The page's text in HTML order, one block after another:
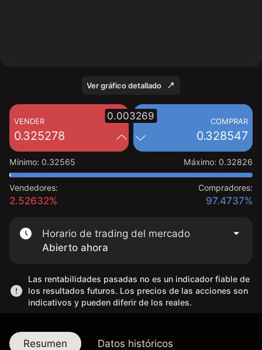
Ver gráfico detallado
VENDER
0.325278
COMPRAR
0.328547
0.003269
Mínimo: 0.32565 Máximo: 0.32826
Vendedores:
2.52632%
Compradores:
97.4737%
Horario de trading del mercado
Abierto ahora
Las rentabilidades pasadas no es un indicador fiable de
los resultados futuros. Los precios de las acciones son
indicativos y pueden diferir de los reales.
Resumen Datos históricos